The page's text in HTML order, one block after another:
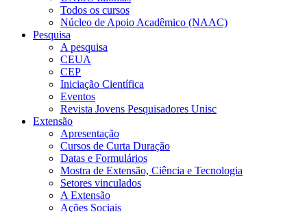
Todos os cursos
Núcleo de Apoio Acadêmico (NAAC)
Pesquisa
A pesquisa
CEUA
CEP
Iniciação Científica
Eventos
Revista Jovens Pesquisadores Unisc
Extensão
Apresentação
Cursos de Curta Duração
Datas e Formulários
Mostra de Extensão, Ciência e Tecnologia
Setores vinculados
A Extensão
Ações Sociais